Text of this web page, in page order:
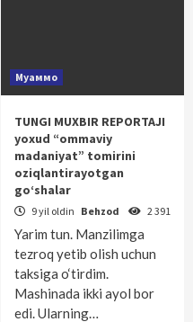
Муаммо
TUNGI MUXBIR REPORTAJI
yoxud “ommaviy
madaniyat” tomirini
oziqlantirayotgan
go‘shalar
9 yil oldin Behzod 2 391
Yarim tun. Manzilimga
tezroq yetib olish uchun
taksiga o‘tirdim.
Mashinada ikki ayol bor
edi. Ularning…